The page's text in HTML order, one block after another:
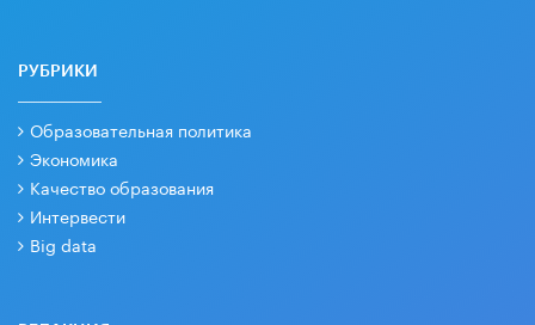
РУБРИКИ
Образовательная политика
Экономика
Качество образования
Интервести
Big data